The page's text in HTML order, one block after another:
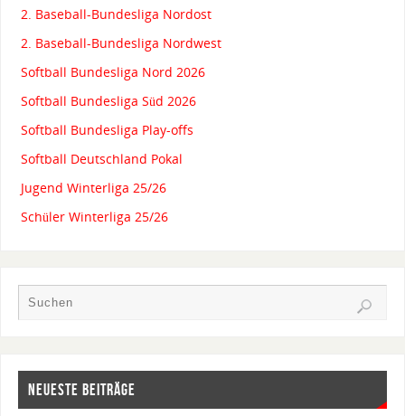
2. Baseball-Bundesliga Nordost
2. Baseball-Bundesliga Nordwest
Softball Bundesliga Nord 2026
Softball Bundesliga Süd 2026
Softball Bundesliga Play-offs
Softball Deutschland Pokal
Jugend Winterliga 25/26
Schüler Winterliga 25/26
NEUESTE BEITRÄGE